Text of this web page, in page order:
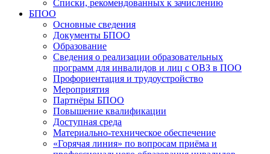
Списки, рекомендованных к зачислению
БПОО
Основные сведения
Документы БПОО
Образование
Сведения о реализации образовательных
программ для инвалидов и лиц с ОВЗ в ПОО
Профориентация и трудоустройство
Мероприятия
Партнёры БПОО
Повышение квалификации
Доступная среда
Материально-техническое обеспечение
«Горячая линия» по вопросам приёма и